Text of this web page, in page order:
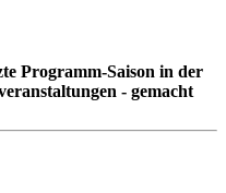
Programm-Saison in der
- gemacht